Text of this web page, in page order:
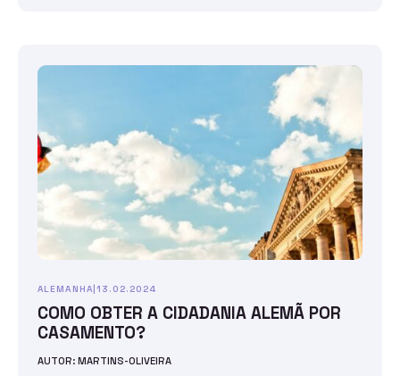
ALEMANHA 13.02.2024
COMO OBTER A CIDADANIA ALEMÃ POR
CASAMENTO?
AUTOR: MARTINS-OLIVEIRA